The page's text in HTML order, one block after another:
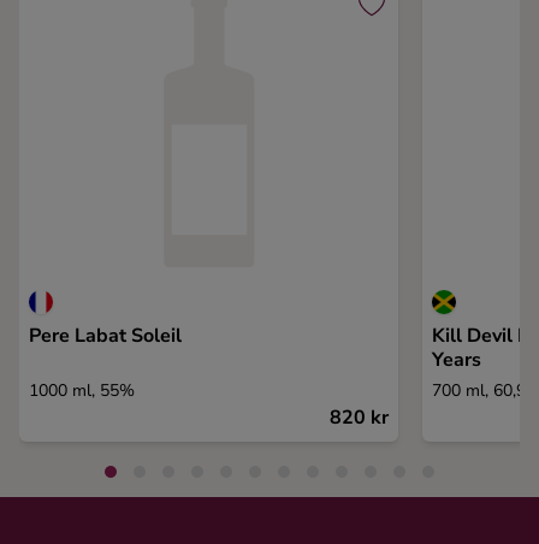
Pere Labat Soleil
1000 ml, 55%
820 kr
Kill Devil
Years
700 ml,